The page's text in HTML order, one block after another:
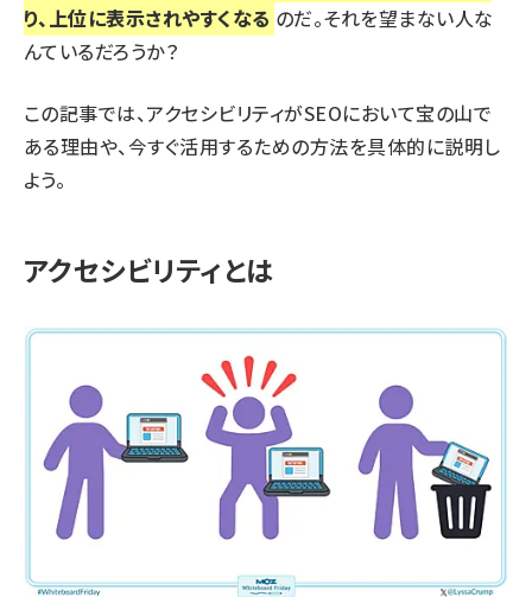
り、上位に表示されやすくなる のだ。それを望まない人な
んているだろうか？
この記事では、アクセシビリティがSEOにおいて宝の山で
ある理由や、今すぐ活用するための方法を具体的に説明し
よう。
アクセシビリティとは